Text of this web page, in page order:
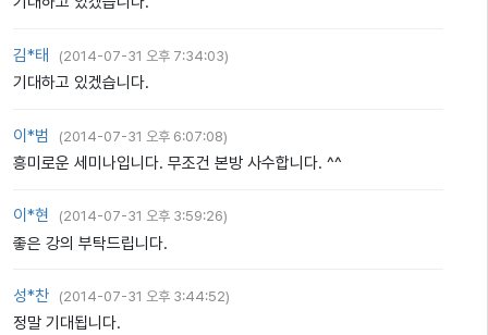
김*태 (2014-07-31 오후 7:34:03)
기대하고 있겠습니다.
이*범 (2014-07-31 오후 6:07:08)
흥미로운 세미나입니다. 무조건 본방 사수합니다. ^^
이*현 (2014-07-31 오후 3:59:26)
좋은 강의 부탁드립니다.
성*찬 (2014-07-31 오후 3:44:52)
정말 기대됩니다.